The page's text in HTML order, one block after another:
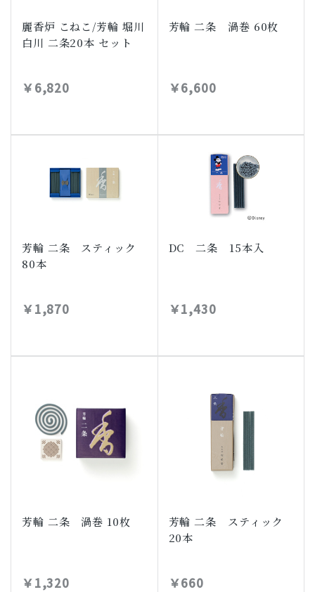
麗香炉 こねこ/芳輪 堀川
白川 二条20本 セット
￥6,820
芳輪 二条 渦巻 60枚
￥6,600
芳輪 二条 スティック
80本
￥1,870
DC 二条 15本入
￥1,430
芳輪 二条 渦巻 10枚
￥1,320
芳輪 二条 スティック
20本
￥660